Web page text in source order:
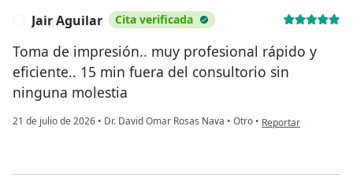
Jair Aguilar Cita verificada
Toma de impresión.. muy profesional rápido y
eficiente.. 15 min fuera del consultorio sin
ninguna molestia
21 de julio de 2026 • Dr. David Omar Rosas Nava • Otro • en opinión del
Reportar